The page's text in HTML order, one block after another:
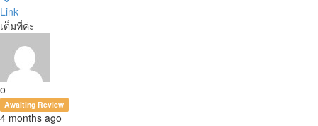
Link
เต็มที่ค่ะ
o
Awaiting Review
4 months ago